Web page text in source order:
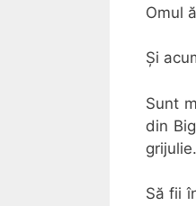
Omul
Și
Sunt
din
Să fii